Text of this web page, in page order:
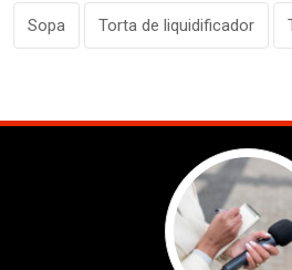
Sopa Torta de liquidificador